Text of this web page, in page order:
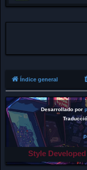
Índice general
Desarrollado por
Style